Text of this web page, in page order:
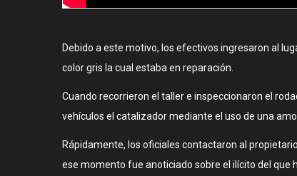
Debido a este motivo, los efectivos ingresaron al
color gris la cual estaba en reparación.
Cuando recorrieron el taller e inspeccionaron el
vehículos el catalizador mediante el uso de una
Rápidamente, los oficiales contactaron al
ese momento fue anoticiado sobre el ilícito del que